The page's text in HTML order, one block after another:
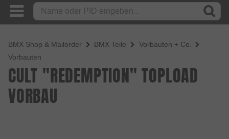
BMX Shop & Mailorder BMX Teile
Vorbauten + Co.
Vorbauten
CULT "REDEMPTION" TOPLOAD
VORBAU